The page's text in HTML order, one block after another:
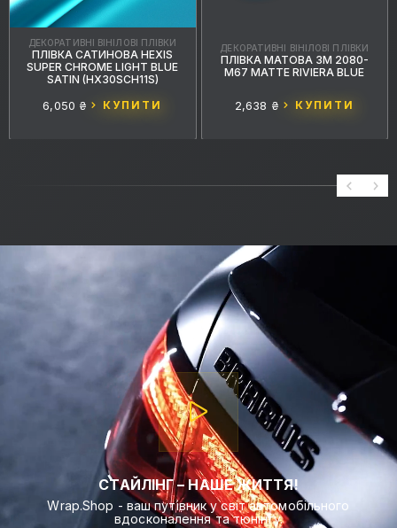
ДЕКОРАТИВНІ ВІНІЛОВІ ПЛІВКИ
ПЛІВКА САТИНОВА HEXIS
SUPER CHROME LIGHT BLUE
SATIN (HX30SCH11S)
6,050 ₴ КУПИТИ
ДЕКОРАТИВНІ ВІНІЛОВІ ПЛІВКИ
ПЛІВКА МАТОВА 3M 2080-
M67 MATTE RIVIERA BLUE
2,638 ₴ КУПИТИ
СТАЙЛІНГ – НАШЕ ЖИТТЯ!
Wrap.Shop - ваш путівник у світ автомобільного
вдосконалення та тюнінгу.